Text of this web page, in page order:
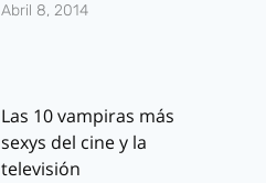
Abril 8, 2014
Las 10 vampiras más
sexys del cine y la
televisión